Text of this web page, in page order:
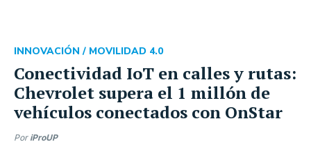
Conectividad IoT en calles y rutas:
Chevrolet supera el 1 millón de
vehículos conectados con OnStar
INNOVACIÓN / MOVILIDAD 4.0
Por iProUP